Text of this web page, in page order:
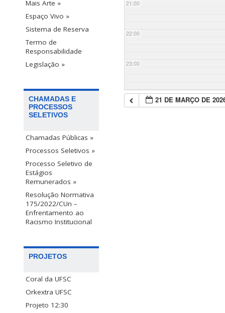
Mais Arte »
Espaço Vivo »
Sistema de Reserva
Termo de
Responsabilidade
Legislação »
CHAMADAS E
PROCESSOS
SELETIVOS
Chamadas Públicas »
Processos Seletivos »
Processo Seletivo de
Estágios
Remunerados »
Resolução Normativa
175/2022/CUn –
Enfrentamento ao
Racismo Institucional
PROJETOS
Coral da UFSC
Orkextra UFSC
Projeto 12:30
21:00
22:00
23:00
21 DE MARÇO DE